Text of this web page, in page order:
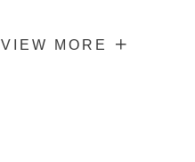
VIEW MORE ＋